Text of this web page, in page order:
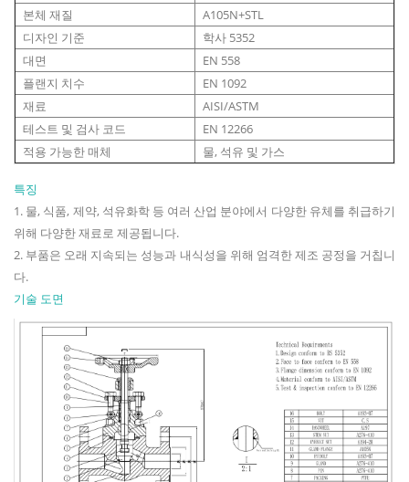
본체 재질
A105N+STL
디자인 기준
학사 5352
대면
EN 558
플랜지 치수
EN 1092
재료
AISI/ASTM
테스트 및 검사 코드
EN 12266
적용 가능한 매체
물, 석유 및 가스
특징
1. 물, 식품, 제약, 석유화학 등 여러 산업 분야에서 다양한 유체를 취급하기
위해 다양한 재료로 제공됩니다.
2. 부품은 오래 지속되는 성능과 내식성을 위해 엄격한 제조 공정을 거칩니
다.
기술 도면